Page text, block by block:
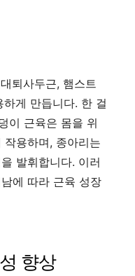
퇴사두근, 햄스트
게 만듭니다. 한 걸
이 근육은 몸을 위
용하며, 종아리는
발휘합니다. 이러
에 따라 근육 성장
향상